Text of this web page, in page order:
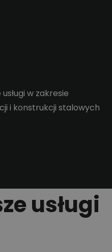
w zakresie
i konstrukcji stalowych
usługi